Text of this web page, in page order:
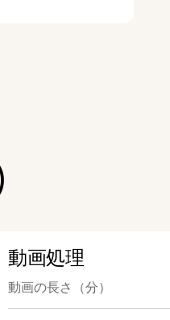
動画処理
動画の長さ（分）